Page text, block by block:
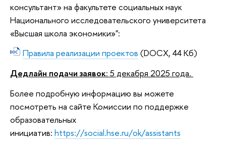
консультант» на факультете социальных наук
Национального исследовательского университета
«Высшая школа экономики»":
Правила реализации проектов (DOCX, 44 Кб)
Дедлайн подачи заявок: 5 декабря 2025 года.
Более подробную информацию вы можете
посмотреть на сайте Комиссии по поддержке
образовательных
инициатив: https://social.hse.ru/ok/assistants